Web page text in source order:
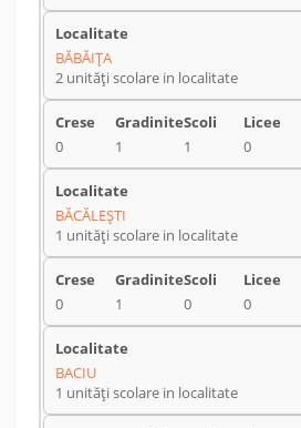
BĂBĂIŢA
2 unități scolare in localitate
0 1 1 0
BĂCĂLEŞTI
1 unități scolare in localitate
0 1 0 0
BACIU
1 unități scolare in localitate